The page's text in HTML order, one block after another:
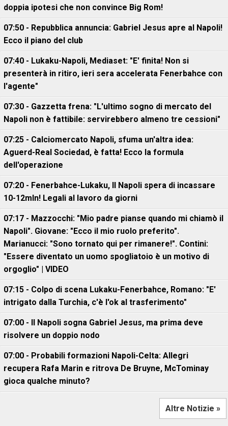
doppia ipotesi che non convince Big Rom!
07:50 - Repubblica annuncia: Gabriel Jesus apre al Napoli!
Ecco il piano del club
07:40 - Lukaku-Napoli, Mediaset: "E' finita! Non si
presenterà in ritiro, ieri sera accelerata Fenerbahce con
l'agente"
07:30 - Gazzetta frena: "L'ultimo sogno di mercato del
Napoli non è fattibile: servirebbero almeno tre cessioni"
07:25 - Calciomercato Napoli, sfuma un'altra idea:
Aguerd-Real Sociedad, è fatta! Ecco la formula
dell'operazione
07:20 - Fenerbahce-Lukaku, ll Napoli spera di incassare
10-12mln! Legali al lavoro da giorni
07:17 - Mazzocchi: "Mio padre pianse quando mi chiamò il
Napoli". Giovane: "Ecco il mio ruolo preferito".
Marianucci: "Sono tornato qui per rimanere!". Contini:
"Essere diventato un uomo spogliatoio è un motivo di
orgoglio" | VIDEO
07:15 - Colpo di scena Lukaku-Fenerbahce, Romano: "E'
intrigato dalla Turchia, c'è l'ok al trasferimento"
07:00 - Il Napoli sogna Gabriel Jesus, ma prima deve
risolvere un doppio nodo
07:00 - Probabili formazioni Napoli-Celta: Allegri
recupera Rafa Marin e ritrova De Bruyne, McTominay
gioca qualche minuto?
Altre Notizie »